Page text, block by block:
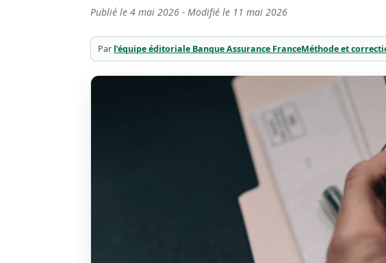
Publié le 4 mai 2026 - Modifié le 11 mai 2026
Par l’équipe éditoriale Banque Assurance FranceMéthode et